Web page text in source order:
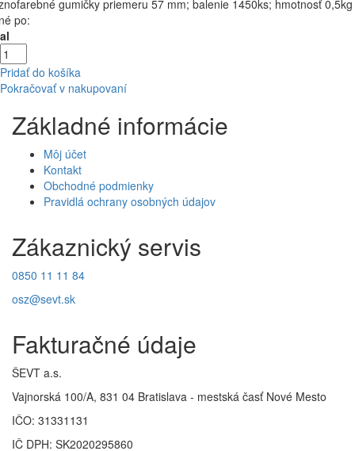
gumičky priemeru 57 mm; balenie 1450ks; hmotnosť 0,5kg
po:
Pridať do košíka
Pokračovať v nakupovaní
Základné informácie
Môj účet
Kontakt
Obchodné podmienky
Pravidlá ochrany osobných údajov
Zákaznický servis
0850 11 11 84
osz@sevt.sk
Fakturačné údaje
ŠEVT a.s.
Vajnorská 100/A, 831 04 Bratislava - mestská časť Nové Mesto
IČO: 31331131
IČ DPH: SK2020295860